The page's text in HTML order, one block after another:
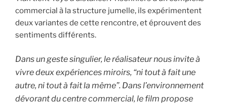
commercial à la structure jumelle, ils expérimentent
deux variantes de cette rencontre, et éprouvent des
sentiments différents.
Dans un geste singulier, le réalisateur nous invite à
vivre deux expériences miroirs, “ni tout à fait une
autre, ni tout à fait la même”. Dans l’environnement
dévorant du centre commercial, le film propose